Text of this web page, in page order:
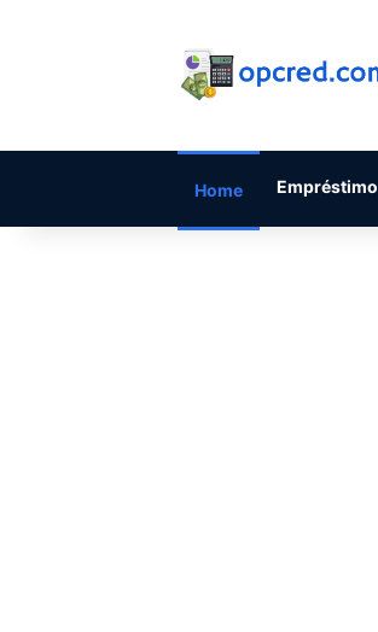
Home Empréstimo